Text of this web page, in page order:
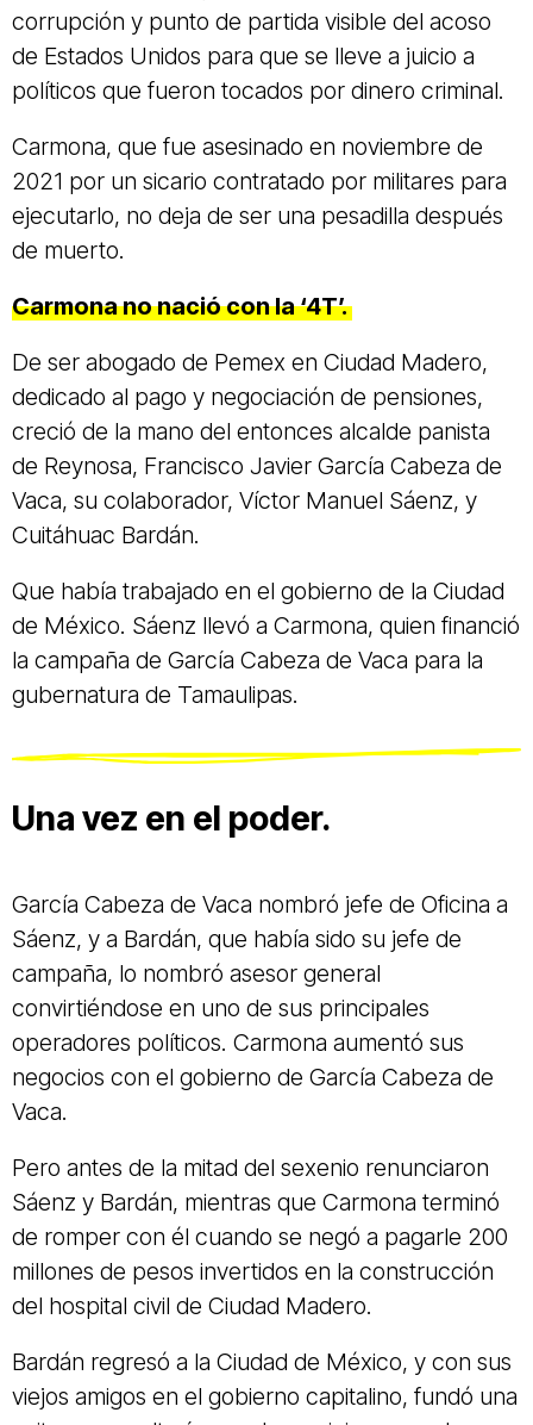
corrupción y punto de partida visible del acoso
de Estados Unidos para que se lleve a juicio a
políticos que fueron tocados por dinero criminal.
Carmona, que fue asesinado en noviembre de
2021 por un sicario contratado por militares para
ejecutarlo, no deja de ser una pesadilla después
de muerto.
Carmona no nació con la ‘4T’.
De ser abogado de Pemex en Ciudad Madero,
dedicado al pago y negociación de pensiones,
creció de la mano del entonces alcalde panista
de Reynosa, Francisco Javier García Cabeza de
Vaca, su colaborador, Víctor Manuel Sáenz, y
Cuitáhuac Bardán.
Que había trabajado en el gobierno de la Ciudad
de México. Sáenz llevó a Carmona, quien financió
la campaña de García Cabeza de Vaca para la
gubernatura de Tamaulipas.
Una vez en el poder.
García Cabeza de Vaca nombró jefe de Oficina a
Sáenz, y a Bardán, que había sido su jefe de
campaña, lo nombró asesor general
convirtiéndose en uno de sus principales
operadores políticos. Carmona aumentó sus
negocios con el gobierno de García Cabeza de
Vaca.
Pero antes de la mitad del sexenio renunciaron
Sáenz y Bardán, mientras que Carmona terminó
de romper con él cuando se negó a pagarle 200
millones de pesos invertidos en la construcción
del hospital civil de Ciudad Madero.
Bardán regresó a la Ciudad de México, y con sus
viejos amigos en el gobierno capitalino, fundó una